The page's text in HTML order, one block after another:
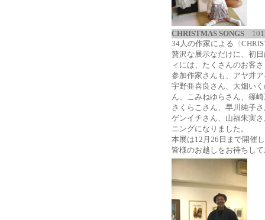
CHRISTMAS SONGS
34人の作家による〈
贅沢な展示なだけに、初
ィには、たくさんのお客
参加作家さんも、アヤ井
宇野亜喜良さん、大畑い
ん、こみねゆらさん、篠
さくらこさん、早川純子
ゲンイチさん、山福朱実
ニングになりました。
本展は12月26日まで開催
皆様のお越しをお待ちし